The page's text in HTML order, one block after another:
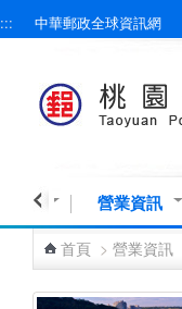
跳到主要內容區塊
::: 中華郵政全球資訊網
服務 營業資訊
首頁 > 營業資訊